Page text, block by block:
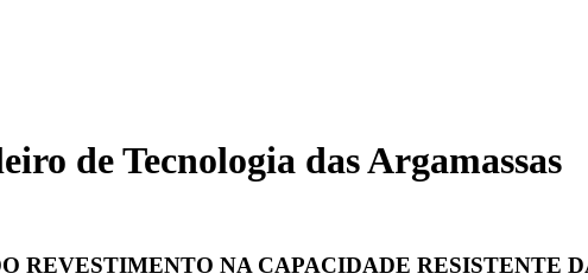
de Tecnologia das Argamassas
REVESTIMENTO NA CAPACIDADE RESISTENTE